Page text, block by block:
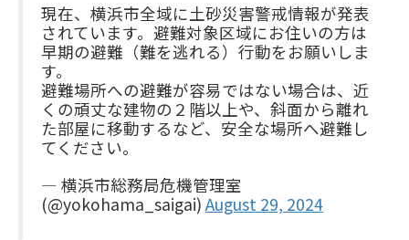
現在、横浜市全域に土砂災害警戒情報が発表
されています。避難対象区域にお住いの方は
早期の避難（難を逃れる）行動をお願いしま
す。
避難場所への避難が容易ではない場合は、近
くの頑丈な建物の２階以上や、斜面から離れ
た部屋に移動するなど、安全な場所へ避難し
てください。
— 横浜市総務局危機管理室
(@yokohama_saigai) August 29, 2024